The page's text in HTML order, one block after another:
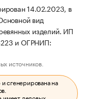
14.02.2023, в
вид
изделий. ИП
и ОГРНИП:
источников.
сгенерирована на